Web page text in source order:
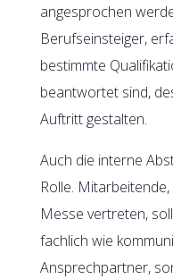
angesprochen
Berufseinsteiger,
bestimmte
beantwortet sind,
Auftritt gestalten.
Auch die interne
Rolle.
Messe vertreten,
fachlich wie
Ansprechpartner,